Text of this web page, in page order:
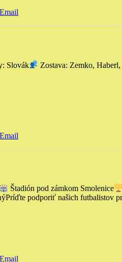
Slovák Zostava: Zemko,
Štadión pod zámkom Smolenice
Príďte podporiť našich futbalistov